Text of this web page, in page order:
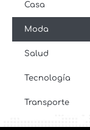
Casa
Moda
Salud
Tecnología
Transporte